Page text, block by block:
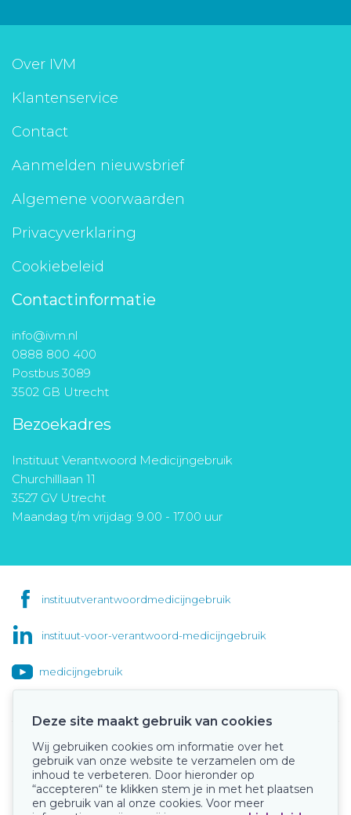
Over IVM
Klantenservice
Contact
Aanmelden nieuwsbrief
Algemene voorwaarden
Privacyverklaring
Cookiebeleid
Contactinformatie
info@ivm.nl
0888 800 400
Postbus 3089
3502 GB Utrecht
Bezoekadres
Instituut Verantwoord Medicijngebruik
Churchilllaan 11
3527 GV Utrecht
Maandag t/m vrijdag: 9.00 - 17.00 uur
instituutverantwoordmedicijngebruik
instituut-voor-verantwoord-medicijngebruik
medicijngebruik
Onze keurmerken
Deze site maakt gebruik van cookies
Wij gebruiken cookies om informatie over het
gebruik van onze website te verzamelen om de
inhoud te verbeteren. Door hieronder op
“accepteren“ te klikken stem je in met het plaatsen
en gebruik van al onze cookies. Voor meer